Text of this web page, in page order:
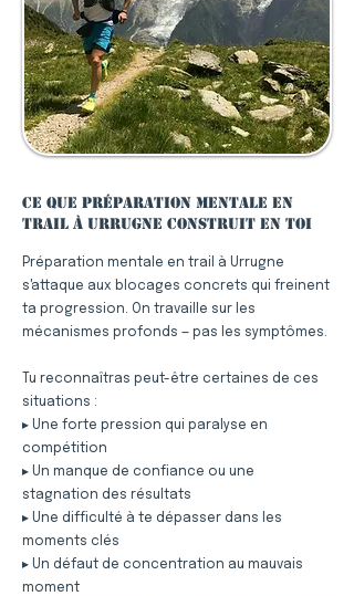
Ce que préparation mentale en
trail à Urrugne construit en toi
Préparation mentale en trail à Urrugne
s'attaque aux blocages concrets qui freinent
ta progression. On travaille sur les
mécanismes profonds — pas les symptômes.
Tu reconnaîtras peut-être certaines de ces
situations :
▸ Une forte pression qui paralyse en
compétition
▸ Un manque de confiance ou une
stagnation des résultats
▸ Une difficulté à te dépasser dans les
moments clés
▸ Un défaut de concentration au mauvais
moment